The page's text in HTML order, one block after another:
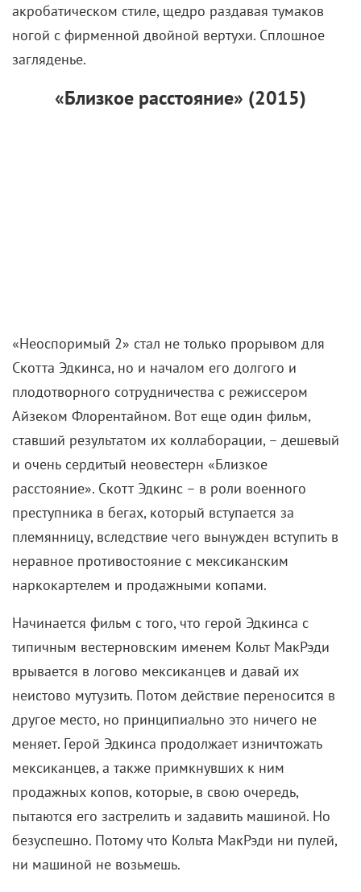
акробатическом стиле, щедро раздавая тумаков
ногой с фирменной двойной вертухи. Сплошное
загляденье.
«Близкое расстояние» (2015)
«Неоспоримый 2» стал не только прорывом для
Скотта Эдкинса, но и началом его долгого и
плодотворного сотрудничества с режиссером
Айзеком Флорентайном. Вот еще один фильм,
ставший результатом их коллаборации, – дешевый
и очень сердитый неовестерн «Близкое
расстояние». Скотт Эдкинс – в роли военного
преступника в бегах, который вступается за
племянницу, вследствие чего вынужден вступить в
неравное противостояние с мексиканским
наркокартелем и продажными копами.
Начинается фильм с того, что герой Эдкинса с
типичным вестерновским именем Кольт МакРэди
врывается в логово мексиканцев и давай их
неистово мутузить. Потом действие переносится в
другое место, но принципиально это ничего не
меняет. Герой Эдкинса продолжает изничтожать
мексиканцев, а также примкнувших к ним
продажных копов, которые, в свою очередь,
пытаются его застрелить и задавить машиной. Но
безуспешно. Потому что Кольта МакРэди ни пулей,
ни машиной не возьмешь.